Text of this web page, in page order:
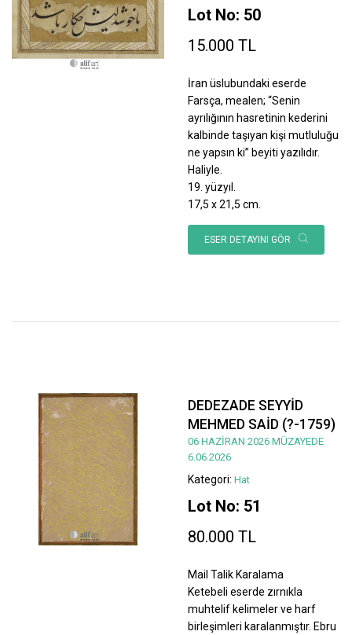
Lot No: 50
15.000 TL
İran üslubundaki eserde
Farsça, mealen; “Senin
ayrılığının hasretinin kederini
kalbinde taşıyan kişi mutluluğu
ne yapsın ki” beyiti yazılıdır.
Haliyle.
19. yüzyıl.
17,5 x 21,5 cm.
ESER DETAYINI GÖR
DEDEZADE SEYYİD
MEHMED SAİD (?-1759)
06 HAZİRAN 2026 MÜZAYEDE
6.06.2026
Kategori: Hat
Lot No: 51
80.000 TL
Mail Talik Karalama
Ketebeli eserde zırnıkla
muhtelif kelimeler ve harf
birleşimleri karalanmıştır. Ebru